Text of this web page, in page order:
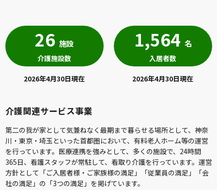
26 施設
介護施設数
2026年4月30日現在
1,564 名
入居者数
2026年4月30日現在
介護関連サービス事業
第二の我が家として気兼ねなく最期まで暮らせる場所として、神奈
川・東京・埼玉といった首都圏において、有料老人ホーム等の運営
を行っています。医療連携を強みとして、多くの施設で、24時間
365日、看護スタッフが常駐して、看取り介護を行っています。運営
方針として「ご入居者様・ご家族様の満足」「従業員の満足」「会
社の満足」の「3つの満足」を掲げています。